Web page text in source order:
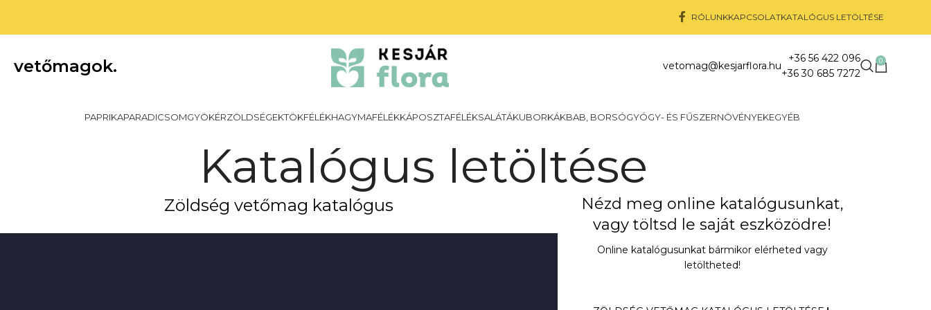
RÓLUNKKAPCSOLATKATALÓGUS LETÖLTÉSE
vetőmagok. vetomag@kesjarflora.hu
+36 56 422 096
+36 30 685 7272
0
PAPRIKAPARADICSOMGYÖKÉRZÖLDSÉGEKTÖKFÉLÉKHAGYMAFÉLÉKKÁPOSZTAFÉLÉKSALÁTÁKUBORKÁKBAB, BORSÓGYÓGY- ÉS FŰSZERNÖVÉNYEKEGYÉB
Katalógus letöltése
Zöldség vetőmag katalógus
Nézd meg online katalógusunkat,
vagy töltsd le saját eszközödre!
Online katalógusunkat bármikor elérheted vagy
letöltheted!